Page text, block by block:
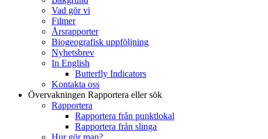
Vad gör vi
Filmer
Årsrapporter
Biogeografisk uppföljning
Nyhetsbrev
In English
Butterfly Indicators
Kontakta oss
Övervakningen Rapportera eller sök
Rapportera
Rapportera från punktlokal
Rapportera från slinga
Hur gör man?